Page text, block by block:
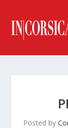
Posted by